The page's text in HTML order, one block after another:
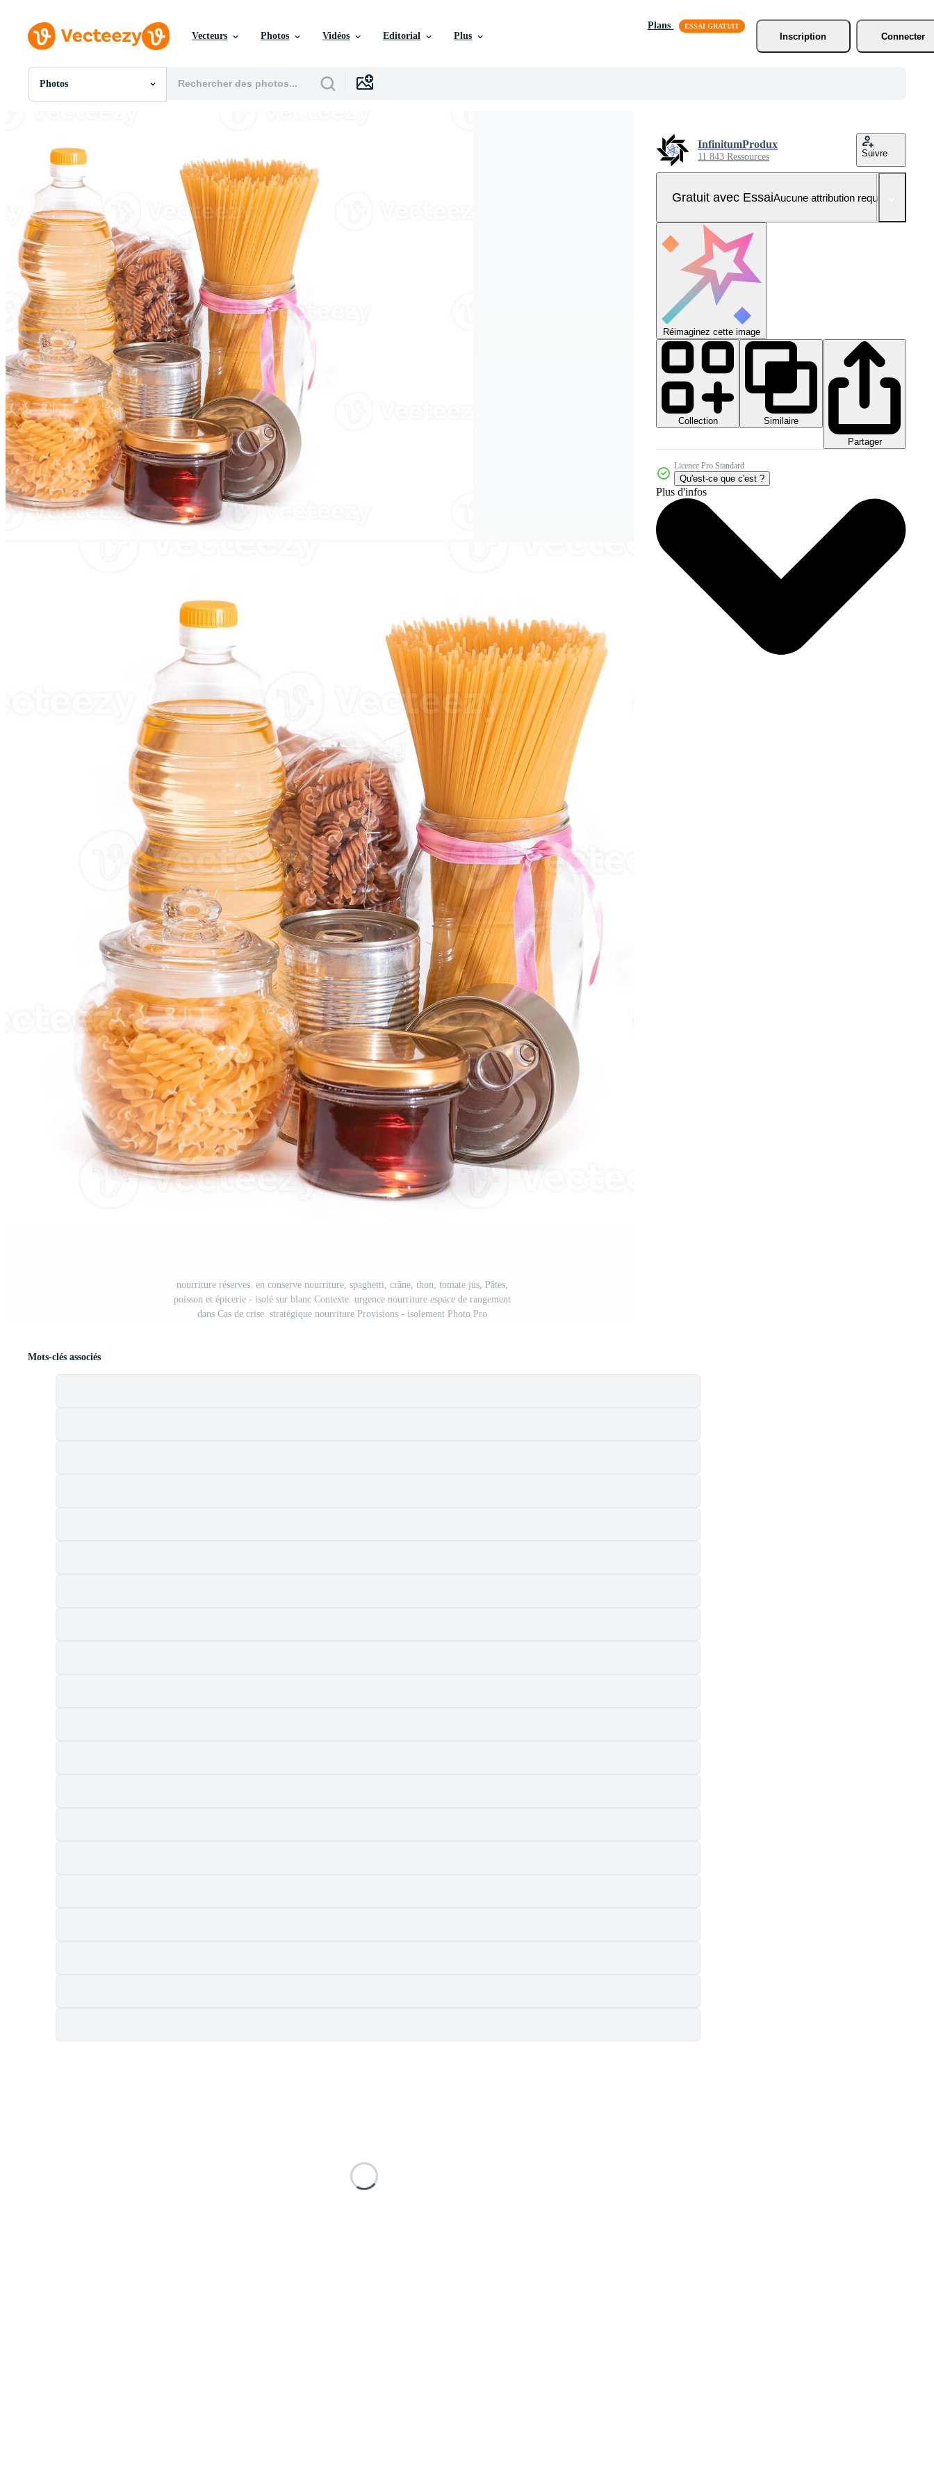
Vecteurs Photos Vidéos Editorial Plus
Plans
Inscription
Connecter
Photos
Toutes Images
PSDs
SVGs
Modèles
Vecteurs
Motion graphics
Images Éditoriales
Événements Éditoriaux
nourriture réserves. en conserve nourriture, spaghetti, crâne, thon, tomate jus, Pâtes,
poisson et épicerie - isolé sur blanc Contexte. urgence nourriture espace de rangement
dans Cas de crise. stratégique nourriture Provisions - isolement Photo Pro
InfinitumProdux
11 843 Ressources Suivre
Gratuit avec EssaiAucune attribution requise
Réimaginez cette image
Collection
Similaire
Partager
Licence Pro Standard
Qu'est-ce que c'est ?
Plus d'infos
Mots-clés associés